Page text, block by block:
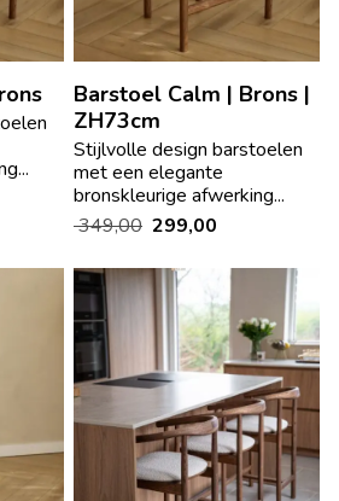
Barstoel Calm | Brons |
ZH73cm
Stijlvolle design barstoelen
met een elegante
bronskleurige afwerking...
349,00 299,00